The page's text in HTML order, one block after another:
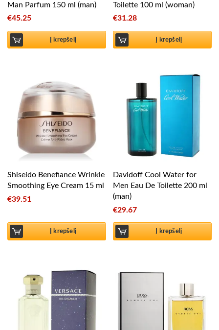
Man Parfum 150 ml (man)
€45.25
Į krepšelį
Toilette 100 ml (woman)
€31.28
Į krepšelį
Shiseido Benefiance Wrinkle
Smoothing Eye Cream 15 ml
€39.51
Į krepšelį
Davidoff Cool Water for
Men Eau De Toilette 200 ml
(man)
€29.67
Į krepšelį